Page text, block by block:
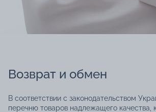
Возврат и обмен
В соответствии с законодательством
перечню товаров надлежащего качества,